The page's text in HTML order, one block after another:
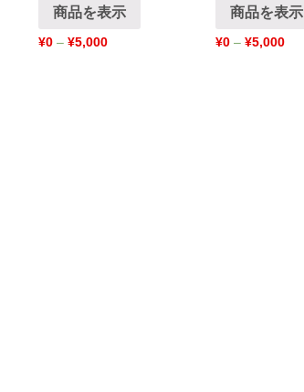
¥0– ¥5,000
商品を表示
¥0– ¥5,000
商品を表示